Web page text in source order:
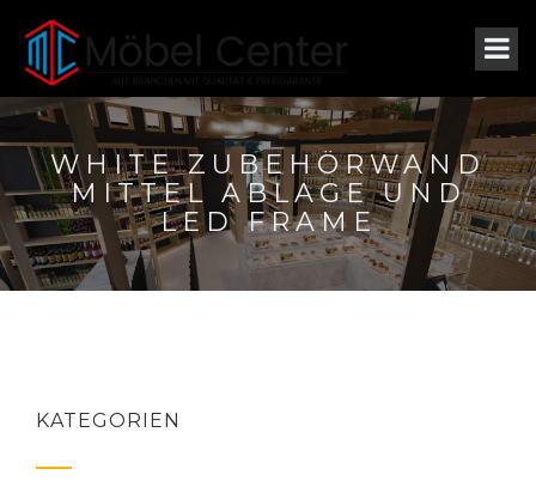
WHITE ZUBEHÖRWAND
MITTEL ABLAGE UND
LED FRAME
KATEGORIEN